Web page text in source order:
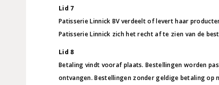
Lid 7
Patisserie Linnick BV verdeelt of levert haar
Patisserie Linnick zich het recht af te zien van de
Lid 8
Betaling vindt vooraf plaats. Bestellingen worden
ontvangen. Bestellingen zonder geldige betaling